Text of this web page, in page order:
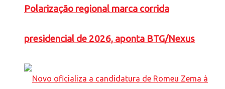
Polarização regional marca corrida
presidencial de 2026, aponta BTG/Nexus